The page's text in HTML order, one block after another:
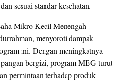
sesuai standar kesehatan.
Mikro Kecil Menengah
menyoroti dampak
ini. Dengan meningkatnya
bergizi, program MBG turut
permintaan terhadap produk